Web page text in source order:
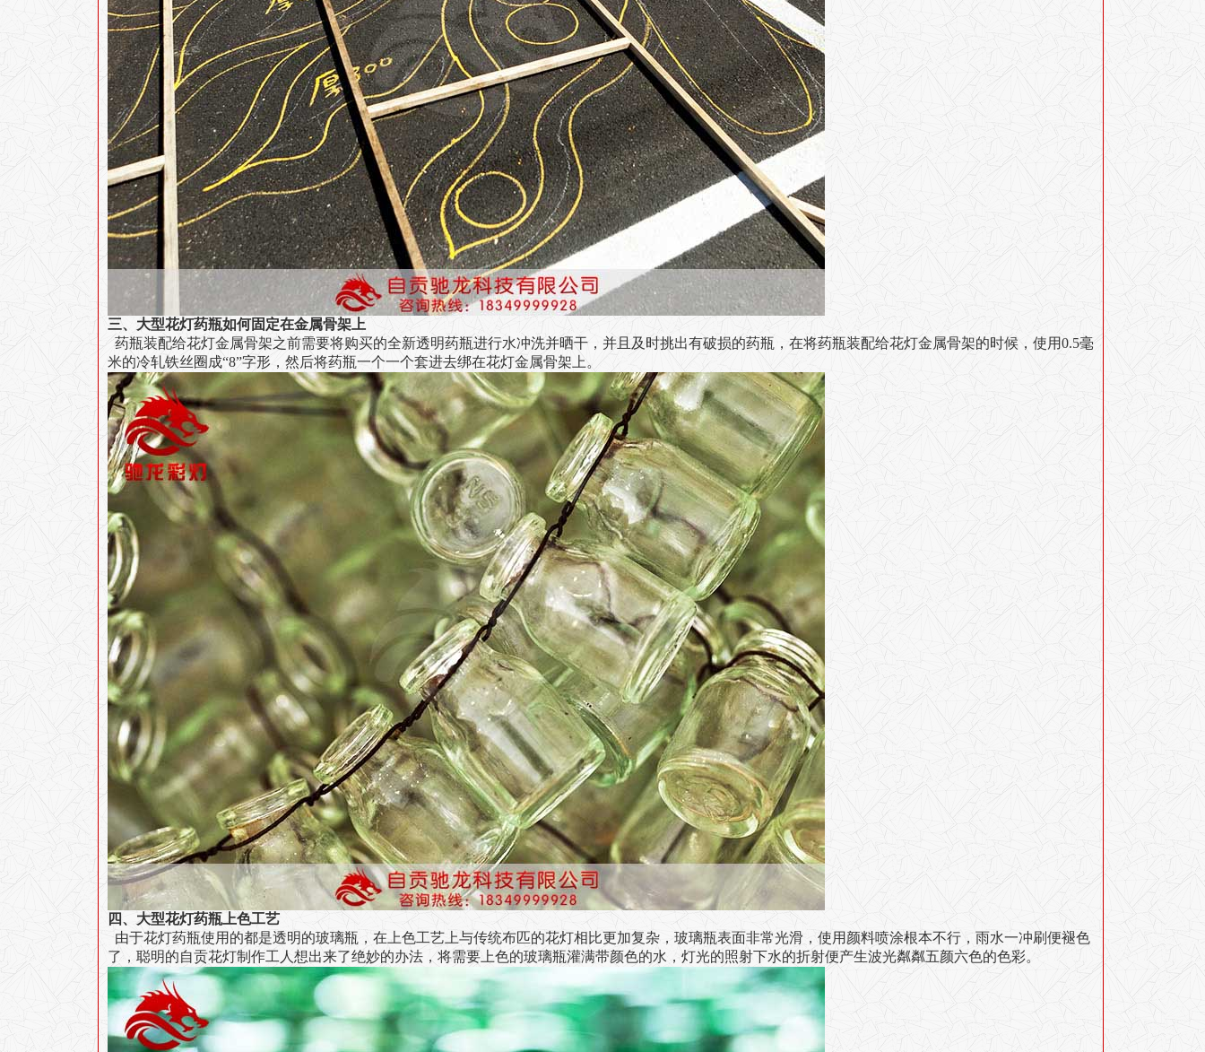
三、大型花灯药瓶如何固定在金属骨架上
药瓶装配给花灯金属骨架之前需要将购买的全新透明药瓶进行水冲洗并晒干，并且及时挑出有破损的药瓶，在将药瓶装配给花灯金属骨架的时候，使用0.5毫
米的冷轧铁丝圈成“8”字形，然后将药瓶一个一个套进去绑在花灯金属骨架上。
四、大型花灯药瓶上色工艺
由于花灯药瓶使用的都是透明的玻璃瓶，在上色工艺上与传统布匹的花灯相比更加复杂，玻璃瓶表面非常光滑，使用颜料喷涂根本不行，雨水一冲刷便褪色
了，聪明的自贡花灯制作工人想出来了绝妙的办法，将需要上色的玻璃瓶灌满带颜色的水，灯光的照射下水的折射便产生波光粼粼五颜六色的色彩。